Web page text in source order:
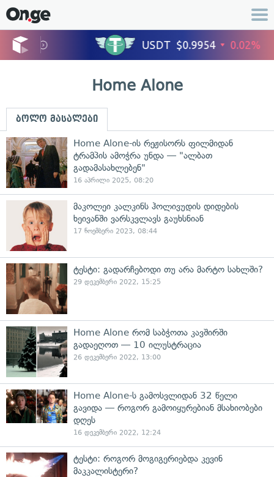
Home Alone
ბოლო მასალები
Home Alone-ის რეჟისორს ფილმიდან
ტრამპის ამოჭრა უნდა — "ალბათ
გადამასახლებენ"
16 აპრილი 2025, 08:20
მაკოლეი კალკინს ჰოლივუდის დიდების
ხეივანში ვარსკვლავს გაუხსნიან
17 ნოემბერი 2023, 08:44
ტესტი: გადარჩებოდი თუ არა მარტო სახლში?
29 დეკემბერი 2022, 15:25
Home Alone რომ საბჭოთა კავშირში
გადაეღოთ — 10 ილუსტრაცია
26 დეკემბერი 2022, 13:00
Home Alone-ს გამოსვლიდან 32 წელი
გავიდა — როგორ გამოიყურებიან მსახიობები
დღეს
16 დეკემბერი 2022, 12:24
ტესტი: როგორ მოგიგერიებდა კევინ
მაკკალისტერი?